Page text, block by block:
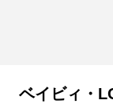
ベイビィ・